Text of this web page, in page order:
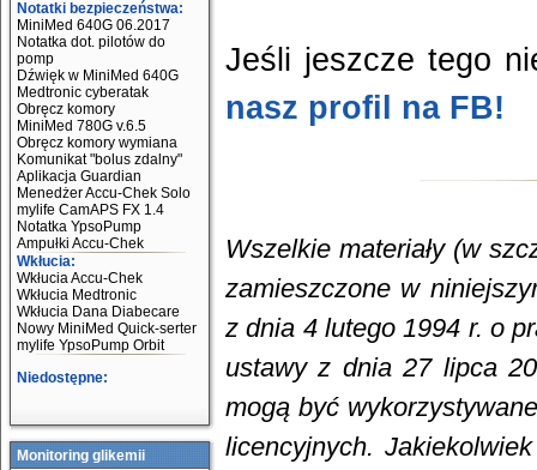
Notatki bezpieczeństwa:
MiniMed 640G 06.2017
Notatka dot. pilotów do
pomp
Dźwięk w MiniMed 640G
Medtronic cyberatak
Obręcz komory
MiniMed 780G v.6.5
Obręcz komory wymiana
Komunikat "bolus zdalny"
Aplikacja Guardian
Menedżer Accu-Chek Solo
mylife CamAPS FX 1.4
Notatka YpsoPump
Ampułki Accu-Chek
Wkłucia:
Wkłucia Accu-Chek
Wkłucia Medtronic
Wkłucia Dana Diabecare
Nowy MiniMed Quick-serter
mylife YpsoPump Orbit
Niedostępne:
Monitoring glikemii
Jeśli jeszcze tego
nasz profil na FB!
Wszelkie materiały (w
zamieszczone w
z dnia 4 lutego 1994 r. o
ustawy z dnia 27 lipca
mogą być
licencyjnych.